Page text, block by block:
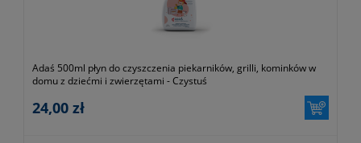
Adaś 500ml płyn do czyszczenia piekarników, grilli, kominków w
domu z dziećmi i zwierzętami - Czystuś
24,00 zł